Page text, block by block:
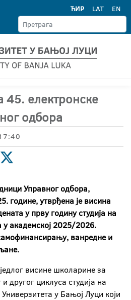
ЋИР LAT EN
45. електронске
одбора
Управног одбора,
године, утврђена је висина
у прву годину студија на
у академској 2025/2026.
ванредне и
висине школарине за
другог циклуса студија на
у Бањој Луци који